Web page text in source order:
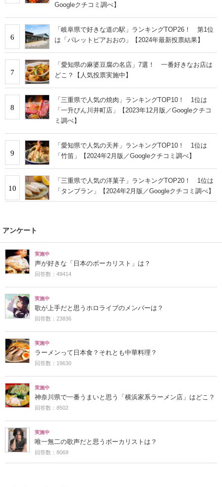
Googleクチコミ調べ】
6
「岐阜県で好きな道の駅」ランキングTOP26！ 第1位
は「パレットピアおおの」【2024年最新投票結果】
7
「愛知県の麻婆豆腐の名店」7選！ 一番好きなお店は
どこ？【人気投票実施中】
8
「三重県で人気の焼肉」ランキングTOP10！ 1位は
「一升びん川井町店」【2023年12月版／Googleクチコ
ミ調べ】
9
「愛知県で人気の天丼」ランキングTOP10！ 1位は
「竹笛」【2024年2月版／Googleクチコミ調べ】
10
「三重県で人気の洋菓子」ランキングTOP20！ 1位は
「タンブラン」【2024年2月版／Googleクチコミ調べ】
アンケート
実施中
声が好きな「日本のボーカリスト」は？
回答数：49414
実施中
歌が上手だと思うホロライブのメンバーは？
回答数：23836
実施中
ラーメンって日本食？それとも中華料理？
回答数：19630
実施中
神奈川県で一番うまいと思う「横浜家系ラーメン店」はどこ？
回答数：8502
実施中
唯一無二の歌声だと思うボーカリストは？
回答数：8069